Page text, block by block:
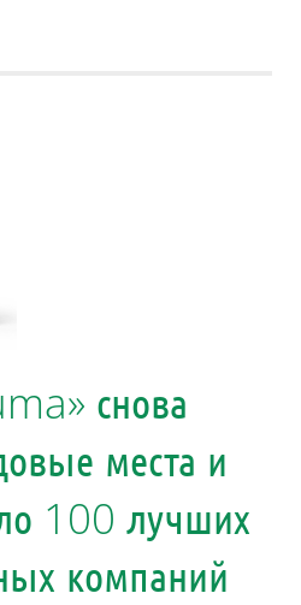
снова
места и
100 лучших
компаний